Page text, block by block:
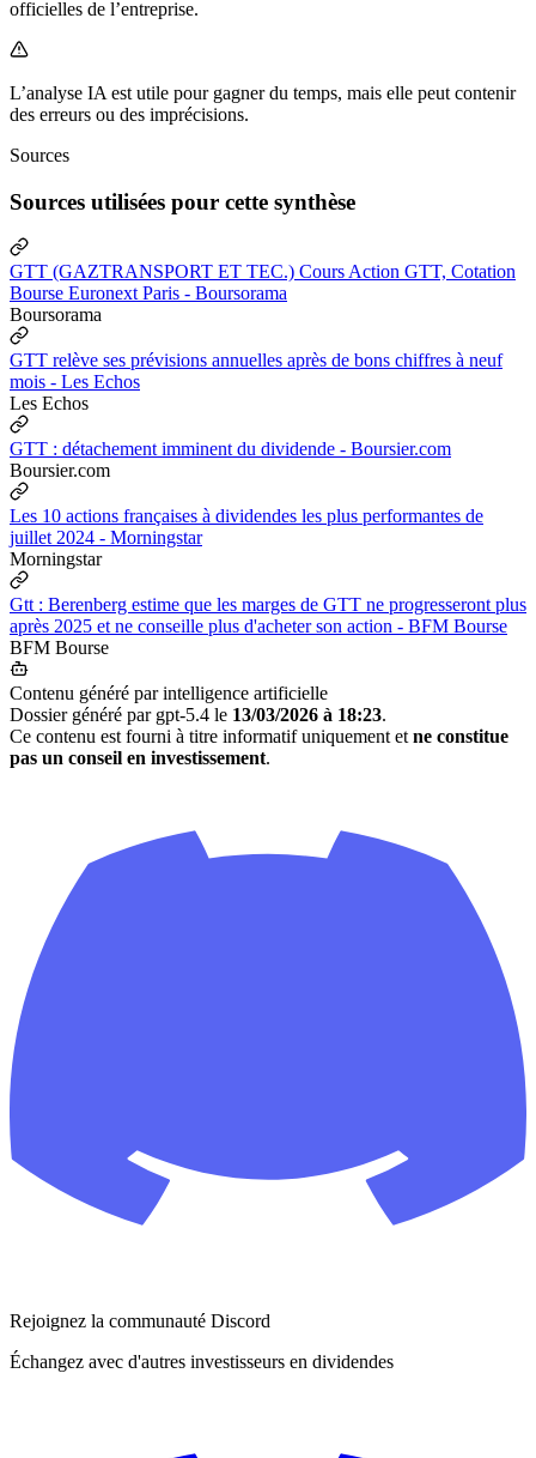
officielles de l’entreprise.
L’analyse IA est utile pour gagner du temps, mais elle peut contenir
des erreurs ou des imprécisions.
Sources
Sources utilisées pour cette synthèse
GTT (GAZTRANSPORT ET TEC.) Cours Action GTT, Cotation
Bourse Euronext Paris - Boursorama
Boursorama
GTT relève ses prévisions annuelles après de bons chiffres à neuf
mois - Les Echos
Les Echos
GTT : détachement imminent du dividende - Boursier.com
Boursier.com
Les 10 actions françaises à dividendes les plus performantes de
juillet 2024 - Morningstar
Morningstar
Gtt : Berenberg estime que les marges de GTT ne progresseront plus
après 2025 et ne conseille plus d'acheter son action - BFM Bourse
BFM Bourse
Contenu généré par intelligence artificielle
Dossier généré par gpt-5.4 le 13/03/2026 à 18:23.
Ce contenu est fourni à titre informatif uniquement et ne constitue
pas un conseil en investissement.
Rejoignez la communauté Discord
Échangez avec d'autres investisseurs en dividendes